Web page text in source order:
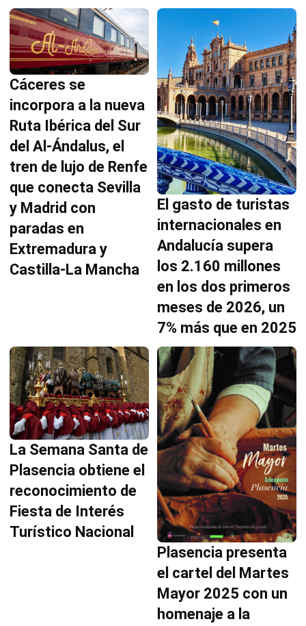
Cáceres se
incorpora a la nueva
Ruta Ibérica del Sur
del Al-Ándalus, el
tren de lujo de Renfe
que conecta Sevilla
y Madrid con
paradas en
Extremadura y
Castilla-La Mancha
El gasto de turistas
internacionales en
Andalucía supera
los 2.160 millones
en los dos primeros
meses de 2026, un
7% más que en 2025
La Semana Santa de
Plasencia obtiene el
reconocimiento de
Fiesta de Interés
Turístico Nacional
Plasencia presenta
el cartel del Martes
Mayor 2025 con un
homenaje a la